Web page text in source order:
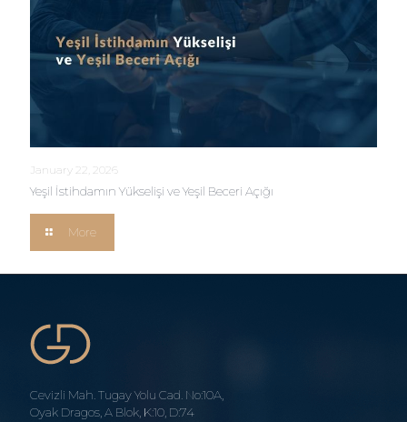
January 22, 2026
Yeşil İstihdamın Yükselişi ve Yeşil Beceri Açığı
More
Cevizli Mah. Tugay Yolu Cad. No:10A,
Oyak Dragos, A Blok, K:10, D:74